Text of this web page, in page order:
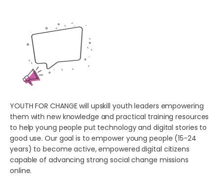
YOUTH FOR CHANGE will upskill youth leaders empowering
them with new knowledge and practical training resources
to help young people put technology and digital stories to
good use. Our goal is to empower young people (15-24
years) to become active, empowered digital citizens
capable of advancing strong social change missions
online.